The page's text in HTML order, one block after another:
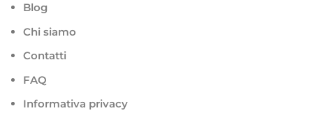
Blog
Chi siamo
Contatti
FAQ
Informativa privacy